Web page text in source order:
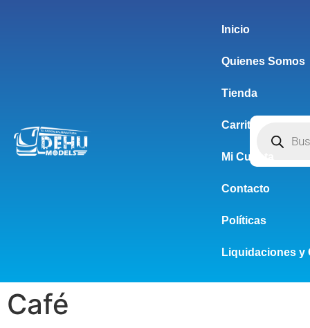
Inicio
Quienes Somos
Tienda
Carrito
Mi Cuenta
Contacto
Políticas
Liquidaciones y
Café